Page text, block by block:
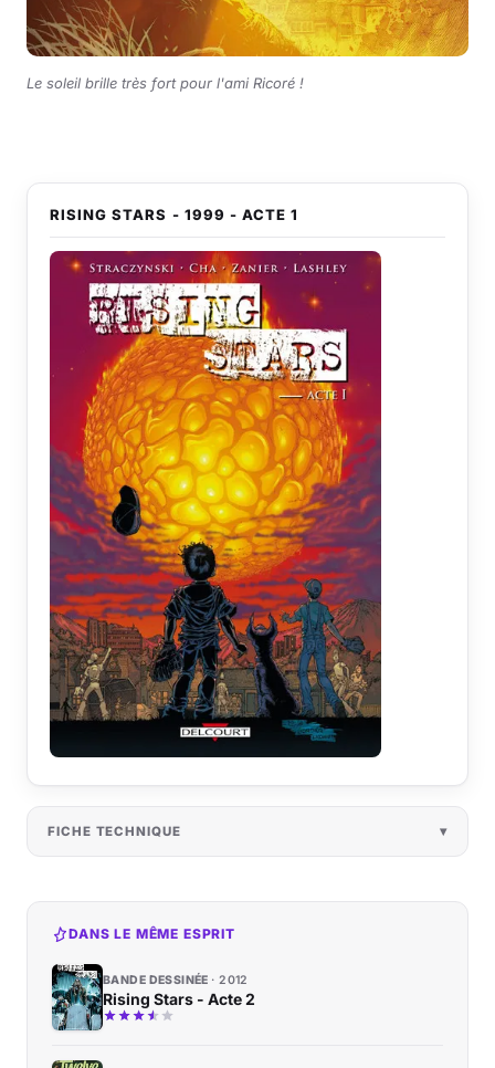
Le soleil brille très fort pour l'ami Ricoré !
RISING STARS - 1999 - ACTE 1
FICHE TECHNIQUE
DANS LE MÊME ESPRIT
BANDE DESSINÉE 2012
Rising Stars - Acte 2